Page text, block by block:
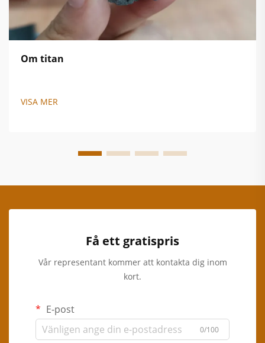
Om titan
VISA MER
Få ett gratispris
Vår representant kommer att kontakta dig inom
kort.
E-post
0/100